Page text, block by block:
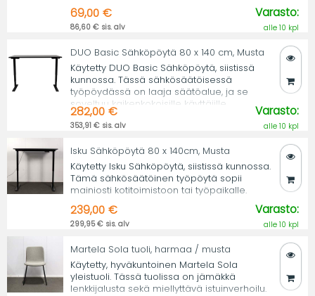
69,00 €
86,60 € sis. alv
Varasto:
alle 10 kpl
DUO Basic Sähköpöytä 80 x 140 cm, Musta
Käytetty DUO Basic Sähköpöytä, siistissä
kunnossa. Tässä sähkösäätöisessä
työpöydässä on laaja säätöalue, ja se
soveltuu kaikenkokoisille käyttäjille.
282,00 €
353,91 € sis. alv
Varasto:
alle 10 kpl
Isku Sähköpöytä 80 x 140cm, Musta
Käytetty Isku Sähköpöytä, siistissä kunnossa.
Tämä sähkösäätöinen työpöytä sopii
mainiosti kotitoimistoon tai työpaikalle.
239,00 €
299,95 € sis. alv
Varasto:
alle 10 kpl
Martela Sola tuoli, harmaa / musta
Käytetty, hyväkuntoinen Martela Sola
yleistuoli. Tässä tuolissa on jämäkkä
lenkkijalusta sekä miellyttävä istuinverhoilu.